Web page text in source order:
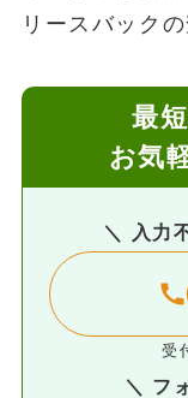
リースバック
最
お気
＼ 入力
受
＼ フ